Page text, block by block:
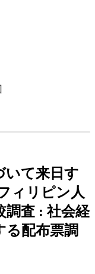
いて来日す
ィリピン人
調査 : 社会経
る配布票調